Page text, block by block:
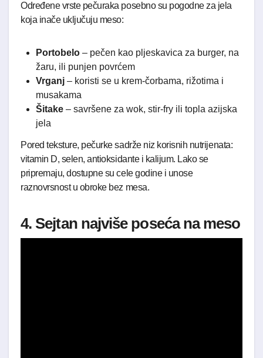
Određene vrste pečuraka posebno su pogodne za jela
koja inače uključuju meso:
Portobelo– pečen kao pljeskavica za burger, na
žaru, ili punjen povrćem
Vrganj– koristi se u krem-čorbama, rižotima i
musakama
Šitake– savršene za wok, stir-fry ili topla azijska
jela
Pored teksture, pečurke sadrže niz korisnih nutrijenata:
vitamin D, selen, antioksidante i kalijum. Lako se
pripremaju, dostupne su cele godine i unose
raznovrsnost u obroke bez mesa.
4. Sejtan najviše poseća na meso